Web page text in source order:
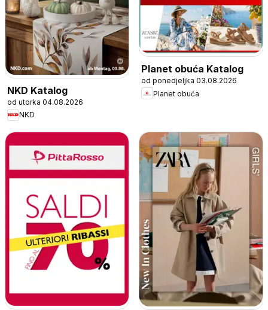
NKD Katalog
od utorka 04.08.2026
NKD
Planet obuća Katalog
od ponedjeljka 03.08.2026
Planet obuća